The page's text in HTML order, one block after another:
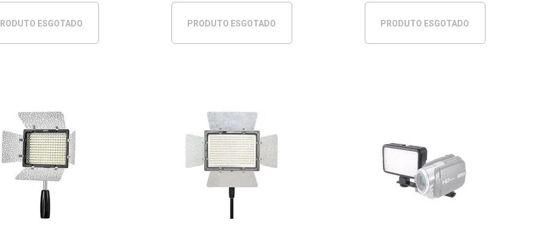
ESGOTADO PRODUTO ESGOTADO PRODUTO ESGOTADO